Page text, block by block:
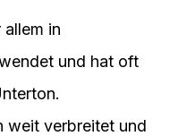
in
und hat oft
weit verbreitet und